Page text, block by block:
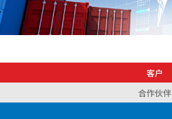
客户
合作伙伴